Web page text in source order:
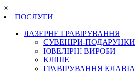
×
ПОСЛУГИ
ЛАЗЕРНЕ ГРАВІРУВАННЯ
СУВЕНІРИ-ПОДАРУНКИ
ЮВЕЛІРНІ ВИРОБИ
КЛІШЕ
ГРАВІРУВАННЯ